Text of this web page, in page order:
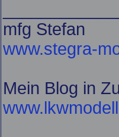
mfg Stefan
www.stegra-
Mein Blog in